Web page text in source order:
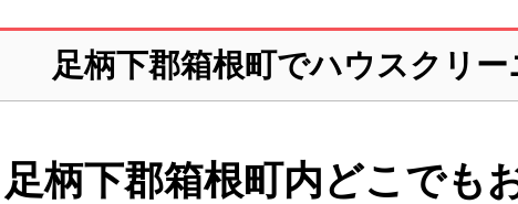
足柄下郡箱根町でハウスクリー
足柄下郡箱根町内どこでも